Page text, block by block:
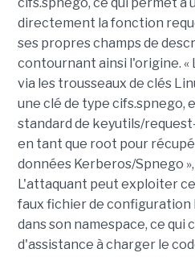
cifs.spnego, ce qui permet à
directement la fonction
ses propres champs de
contournant ainsi l'origine.
via les trousseaux de clés
une clé de type cifs.spnego,
standard de keyutils/
en tant que root pour
données Kerberos/Spnego »,
L'attaquant peut exploiter
faux fichier de configuration
dans son namespace, ce qui
d'assistance à charger le